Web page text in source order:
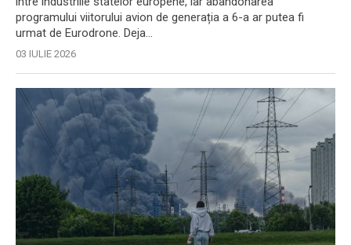
programului viitorului avion de generația a 6-a ar putea fi
urmat de Eurodrone. Deja...
03 IULIE 2026